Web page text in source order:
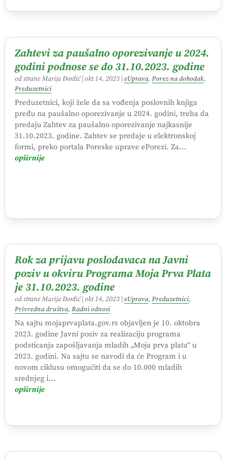
Zahtevi za paušalno oporezivanje u 2024.
godini podnose se do 31.10.2023. godine
od straneMarija Đorđić| okt 14, 2023| eUprava, Porez na dohodak,
Preduzetnici
Preduzetnici, koji žele da sa vođenja poslovnih knjiga
pređu na paušalno oporezivanje u 2024. godini, treba da
predaju Zahtev za paušalno oporezivanje najkasnije
31.10.2023. godine. Zahtev se predaje u elektronskoj
formi, preko portala Poreske uprave ePorezi. Za...
opširnije
Rok za prijavu poslodavaca na Javni
poziv u okviru Programa Moja Prva Plata
je 31.10.2023. godine
od straneMarija Đorđić| okt 14, 2023| eUprava, Preduzetnici,
Privredna društva, Radni odnosi
Na sajtu mojaprvaplata.gov.rs objavljen je 10. oktobra
2023. godine Javni poziv za realizaciju programa
podsticanja zapošljavanja mladih „Moja prva plata“ u
2023. godini. Na sajtu se navodi da će Program i u
novom ciklusu omogućiti da se do 10.000 mladih
srednjeg i...
opširnije